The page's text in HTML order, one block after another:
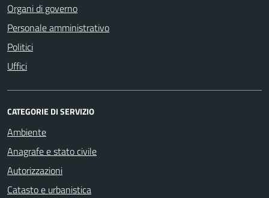
Organi di governo
Personale amministrativo
Politici
Uffici
CATEGORIE DI SERVIZIO
Ambiente
Anagrafe e stato civile
Autorizzazioni
Catasto e urbanistica